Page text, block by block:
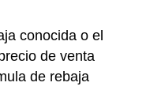
conocida o el
de venta
de rebaja